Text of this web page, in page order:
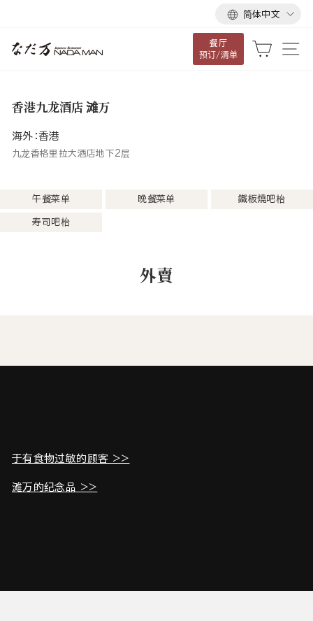
语
言
简体中文
餐厅
预订/清单
大车
香港九龙酒店 滩万
海外：香港
九龙香格里拉大酒店地下2层
午餐菜单 晚餐菜单 鐵板燒吧枱
寿司吧枱
外賣
于有食物过敏的顾客 >>
滩万的纪念品 >>